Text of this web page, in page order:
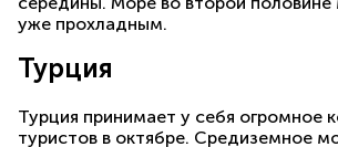
уже прохладным.
Турция
Турция принимает у себя огромное
туристов в октябре. Средиземное